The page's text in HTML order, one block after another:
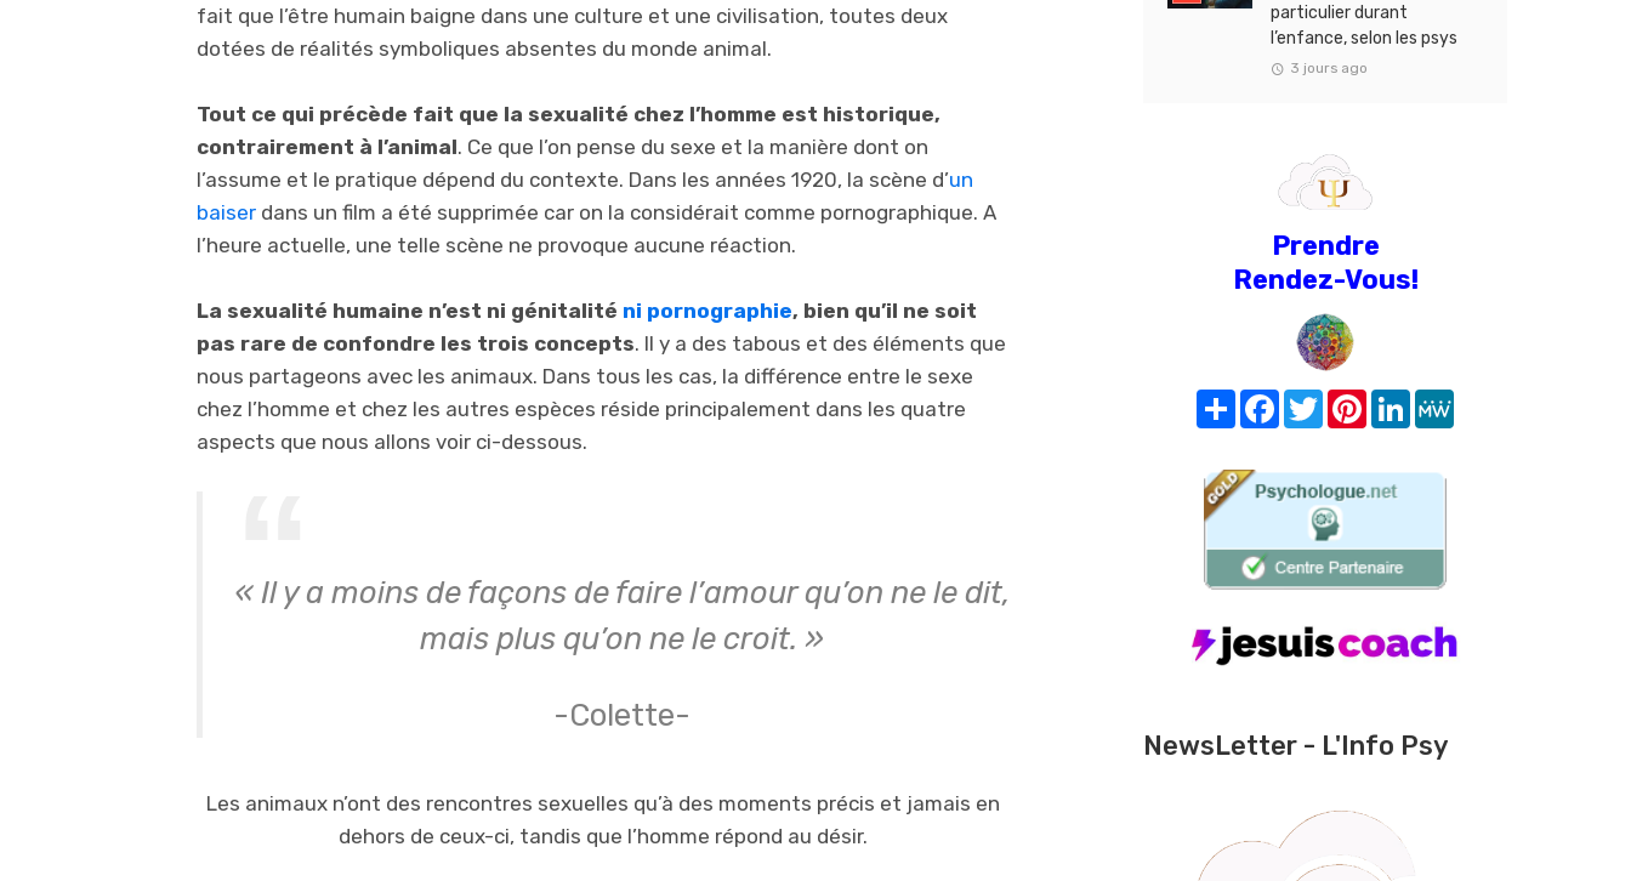
fait que l’être humain baigne dans une culture et une civilisation, toutes deux
dotées de réalités symboliques absentes du monde animal.
Tout ce qui précède fait que la sexualité chez l’homme est historique,
contrairement à l’animal. Ce que l’on pense du sexe et la manière dont on
l’assume et le pratique dépend du contexte. Dans les années 1920, la scène d’un
baiser dans un film a été supprimée car on la considérait comme pornographique. A
l’heure actuelle, une telle scène ne provoque aucune réaction.
La sexualité humaine n’est ni génitalité ni pornographie, bien qu’il ne soit
pas rare de confondre les trois concepts. Il y a des tabous et des éléments que
nous partageons avec les animaux. Dans tous les cas, la différence entre le sexe
chez l’homme et chez les autres espèces réside principalement dans les quatre
aspects que nous allons voir ci-dessous.
« Il y a moins de façons de faire l’amour qu’on ne le dit,
mais plus qu’on ne le croit. »
-Colette-
Les animaux n’ont des rencontres sexuelles qu’à des moments précis et jamais en
dehors de ceux-ci, tandis que l’homme répond au désir.
particulier durant
l’enfance, selon les psys
3 jours ago
Prendre
Rendez-Vous!
Share FacebookTwitterPinterest
LinkedIn
NewsLetter - L'Info Psy